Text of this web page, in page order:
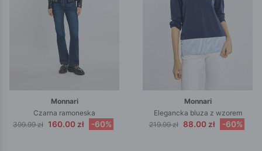
Monnari
Czarna ramoneska
399.99 zł 160.00 zł -60%
Monnari
Elegancka bluza z wzorem
219.99 zł 88.00 zł -60%